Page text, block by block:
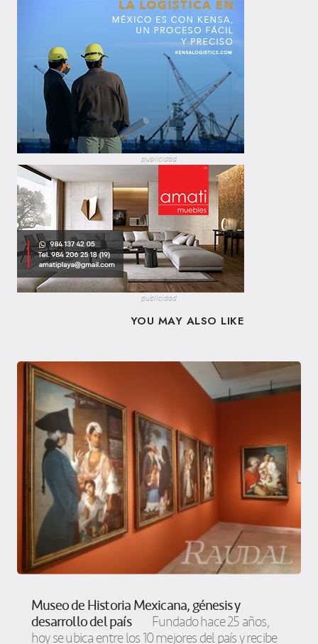
publicidad
publicidad
YOU MAY ALSO LIKE
Museo de Historia Mexicana, génesis y
desarrollo del país
Fundado hace 25 años,
hoy se ubica entre los 10 mejores del país y recibe